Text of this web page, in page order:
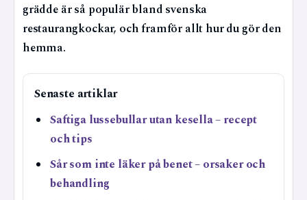
grädde är så populär bland svenska
restaurangkockar, och framför allt hur du gör den
hemma.
Senaste artiklar
Saftiga lussebullar utan kesella – recept
och tips
Sår som inte läker på benet – orsaker och
behandling